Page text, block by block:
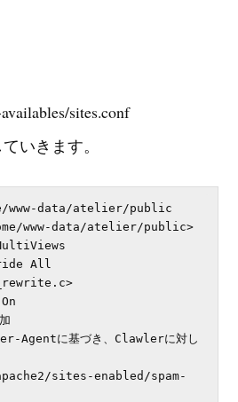
sites.conf
いきます。
www-data/atelier/public